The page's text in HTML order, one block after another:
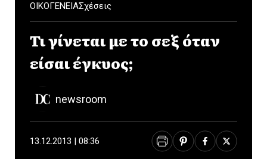
ΟΙΚΟΓΕΝΕΙΑΣχέσεις
Τι γίνεται με το σεξ όταν
είσαι έγκυος;
newsroom
13.12.2013 | 08:36